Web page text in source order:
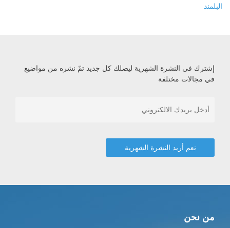
البلمند
إشترك في النشرة الشهرية ليصلك كل جديد تمّ نشره من مواضيع
في مجالات مختلفة
من نحن